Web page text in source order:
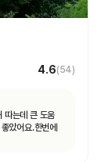
4.6(54)
았어요.한번에